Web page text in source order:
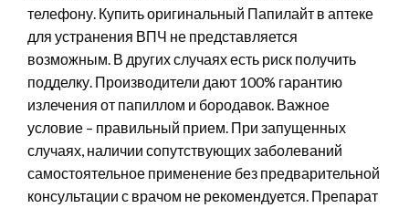
телефону. Купить оригинальный Папилайт в аптеке
для устранения ВПЧ не представляется
возможным. В других случаях есть риск получить
подделку. Производители дают 100% гарантию
излечения от папиллом и бородавок. Важное
условие – правильный прием. При запущенных
случаях, наличии сопутствующих заболеваний
самостоятельное применение без предварительной
консультации с врачом не рекомендуется. Препарат